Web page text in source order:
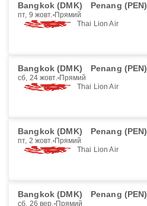
Bangkok (DMK) Penang (PEN)
пт, 9 жовт. Прямий
Thai Lion Air
Bangkok (DMK) Penang (PEN)
сб, 24 жовт. Прямий
Thai Lion Air
Bangkok (DMK) Penang (PEN)
пт, 2 жовт. Прямий
Thai Lion Air
Bangkok (DMK) Penang (PEN)
сб, 26 вер. Прямий